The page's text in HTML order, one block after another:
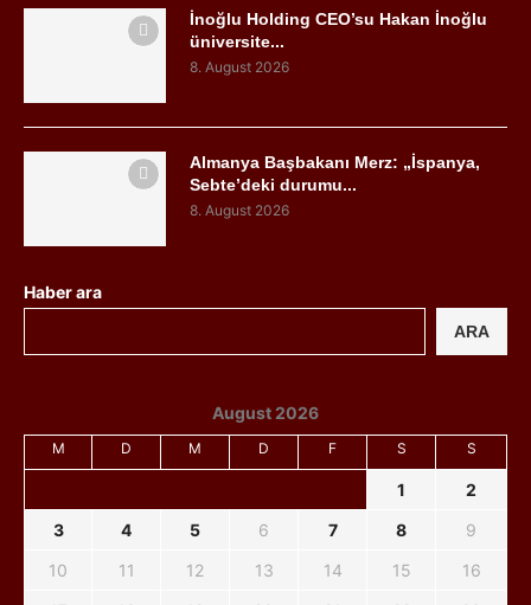
İnoğlu Holding CEO’su Hakan İnoğlu
üniversite...
8. August 2026
Almanya Başbakanı Merz: „İspanya,
Sebte’deki durumu...
8. August 2026
Haber ara
ARA
August 2026
M D M D F S S
1
2
3
4 5 6 7 8
9
10
11 12 13 14 15
16